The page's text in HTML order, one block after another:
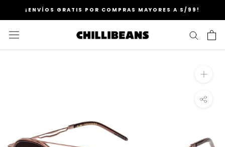
¡ENVÍOS GRATIS POR COMPRAS MAYORES A S/99!